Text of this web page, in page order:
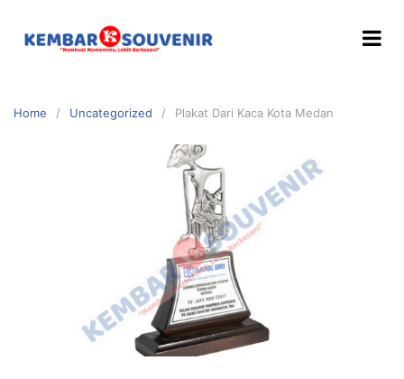
Home Uncategorized Plakat Dari Kaca Kota Medan